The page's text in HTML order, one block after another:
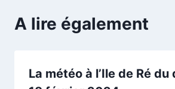
A lire également
La météo à l’Ile de Ré